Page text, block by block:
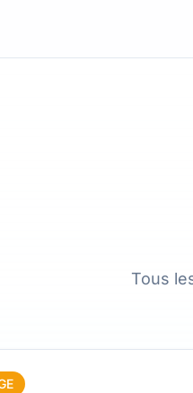
Tous